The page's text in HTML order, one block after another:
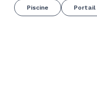
Piscine Portail